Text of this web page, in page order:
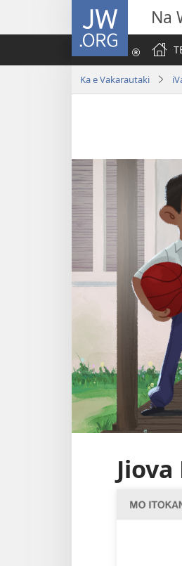
JW.ORG Na
Ka e Vakarautaki